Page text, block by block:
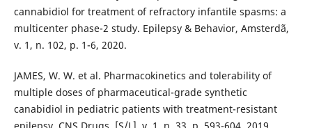
cannabidiol for treatment of refractory infantile spasms: a
multicenter phase-2 study. Epilepsy & Behavior, Amsterdã,
v. 1, n. 102, p. 1-6, 2020.
JAMES, W. W. et al. Pharmacokinetics and tolerability of
multiple doses of pharmaceutical-grade synthetic
canabidiol in pediatric patients with treatment-resistant